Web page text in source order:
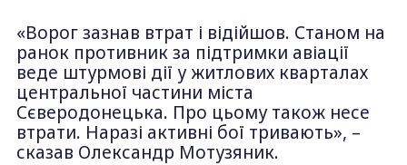
«Ворог зазнав втрат і відійшов. Станом на
ранок противник за підтримки авіації
веде штурмові дії у житлових кварталах
центральної частини міста
Сєверодонецька. Про цьому також несе
втрати. Наразі активні бої тривають», –
сказав Олександр Мотузяник.